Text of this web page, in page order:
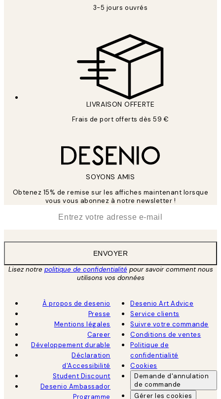
3-5 jours ouvrés
LIVRAISON OFFERTE
Frais de port offerts dès 59 €
SOYONS AMIS
Obtenez 15% de remise sur les affiches maintenant lorsque
vous vous abonnez à notre newsletter !
ENVOYER
Lisez notre politique de confidentialitépour savoir comment nous
utilisons vos données
À propos de desenio
Presse
Mentions légales
Career
Développement durable
Déclaration
d'Accessibilité
Student Discount
Desenio Ambassador
Programme
Desenio Art Advice
Service clients
Suivre votre commande
Conditions de ventes
Politique de
confidentialité
Cookies
Demande d'annulation
de commande
Gérer les cookies